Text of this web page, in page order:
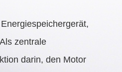
zentrale
darin, den Motor